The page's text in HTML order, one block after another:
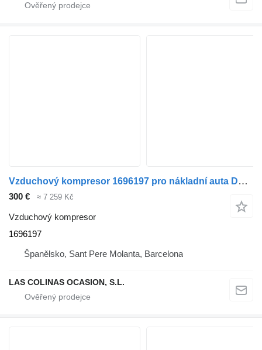
Vzduchový kompresor 1696197 pro nákladní auta DAF XF 105
300 € ≈ 7 259 Kč
Vzduchový kompresor
1696197
Španělsko, Sant Pere Molanta, Barcelona
LAS COLINAS OCASION, S.L.